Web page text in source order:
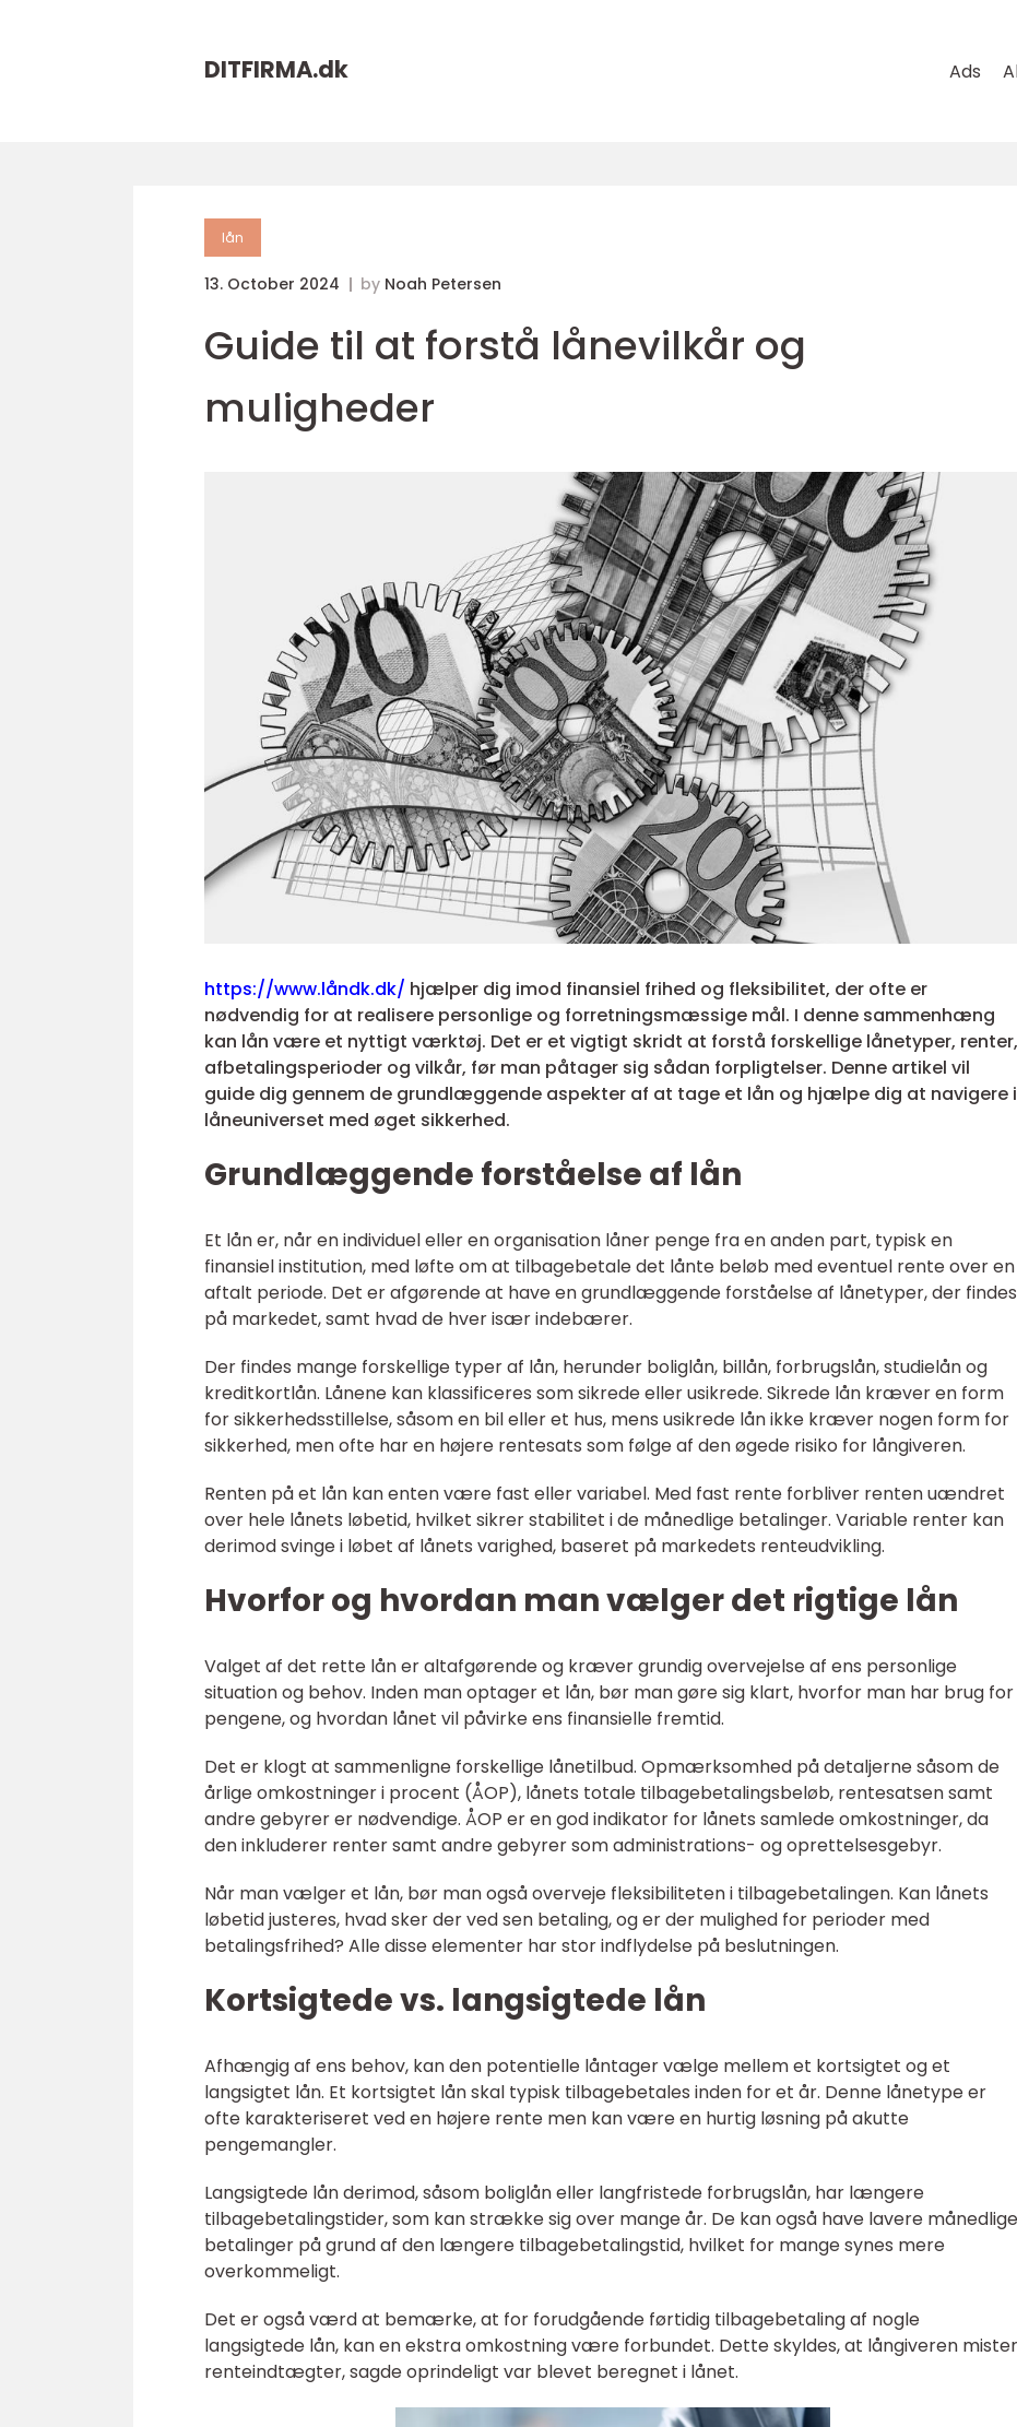
DITFIRMA.dk Ads
lån
13. October 2024 by Noah Petersen
Guide til at forstå lånevilkår og
muligheder
https://www.låndk.dk/ hjælper dig imod finansiel frihed og fleksibilitet, der ofte er
nødvendig for at realisere personlige og forretningsmæssige mål. I denne sammenhæng
kan lån være et nyttigt værktøj. Det er et vigtigt skridt at forstå forskellige lånetyper, renter,
afbetalingsperioder og vilkår, før man påtager sig sådan forpligtelser. Denne artikel vil
guide dig gennem de grundlæggende aspekter af at tage et lån og hjælpe dig at navigere i
låneuniverset med øget sikkerhed.
Grundlæggende forståelse af lån
Et lån er, når en individuel eller en organisation låner penge fra en anden part, typisk en
finansiel institution, med løfte om at tilbagebetale det lånte beløb med eventuel rente over en
aftalt periode. Det er afgørende at have en grundlæggende forståelse af lånetyper, der findes
på markedet, samt hvad de hver især indebærer.
Der findes mange forskellige typer af lån, herunder boliglån, billån, forbrugslån, studielån og
kreditkortlån. Lånene kan klassificeres som sikrede eller usikrede. Sikrede lån kræver en form
for sikkerhedsstillelse, såsom en bil eller et hus, mens usikrede lån ikke kræver nogen form for
sikkerhed, men ofte har en højere rentesats som følge af den øgede risiko for långiveren.
Renten på et lån kan enten være fast eller variabel. Med fast rente forbliver renten uændret
over hele lånets løbetid, hvilket sikrer stabilitet i de månedlige betalinger. Variable renter kan
derimod svinge i løbet af lånets varighed, baseret på markedets renteudvikling.
Hvorfor og hvordan man vælger det rigtige lån
Valget af det rette lån er altafgørende og kræver grundig overvejelse af ens personlige
situation og behov. Inden man optager et lån, bør man gøre sig klart, hvorfor man har brug for
pengene, og hvordan lånet vil påvirke ens finansielle fremtid.
Det er klogt at sammenligne forskellige lånetilbud. Opmærksomhed på detaljerne såsom de
årlige omkostninger i procent (ÅOP), lånets totale tilbagebetalingsbeløb, rentesatsen samt
andre gebyrer er nødvendige. ÅOP er en god indikator for lånets samlede omkostninger, da
den inkluderer renter samt andre gebyrer som administrations- og oprettelsesgebyr.
Når man vælger et lån, bør man også overveje fleksibiliteten i tilbagebetalingen. Kan lånets
løbetid justeres, hvad sker der ved sen betaling, og er der mulighed for perioder med
betalingsfrihed? Alle disse elementer har stor indflydelse på beslutningen.
Kortsigtede vs. langsigtede lån
Afhængig af ens behov, kan den potentielle låntager vælge mellem et kortsigtet og et
langsigtet lån. Et kortsigtet lån skal typisk tilbagebetales inden for et år. Denne lånetype er
ofte karakteriseret ved en højere rente men kan være en hurtig løsning på akutte
pengemangler.
Langsigtede lån derimod, såsom boliglån eller langfristede forbrugslån, har længere
tilbagebetalingstider, som kan strække sig over mange år. De kan også have lavere månedlige
betalinger på grund af den længere tilbagebetalingstid, hvilket for mange synes mere
overkommeligt.
Det er også værd at bemærke, at for forudgående førtidig tilbagebetaling af nogle
langsigtede lån, kan en ekstra omkostning være forbundet. Dette skyldes, at långiveren mister
renteindtægter, sagde oprindeligt var blevet beregnet i lånet.